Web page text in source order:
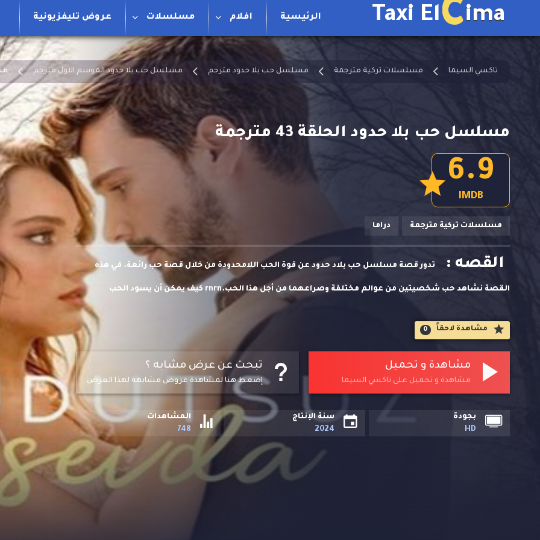
Taxi ElCima الرئيسية افلام مسلسلات عروض تليفزيونية
تاكسي السيما مسلسلات تركية مترجمة مسلسل حب بلا حدود مترجم مسلسل حب بلا حدود الموسم الاول مترجم
مسلسل حب بلا حدود الحلقة 43 مترجمة
IMDB
6.9
مسلسلات تركية مترجمة دراما
القصه : تدور قصة مسلسل حب بلاد حدود عن قوة الحب اللامحدودة من خلال قصة حب رائعة. في هذه
القصة نشاهد حب شخصيتين من عوالم مختلفة وصراعهما من أجل هذا الحب.rnrn كيف يمكن أن يسود الحب
والعاطفة على الرغم من كل صعوبات الحياة وكل الحدود والفوارق اللامحدودها
مشاهدة لاحقاََ 0
تبحث عن عرض مشابه ؟
إضغط هنا لمشاهدة عروض مشابهة لهذا العرض
مشاهدة و تحميل
مشاهدة و تحميل على تاكسي السيما
بجودة
HD
سنة الإنتاج
2024
المشاهدات
748